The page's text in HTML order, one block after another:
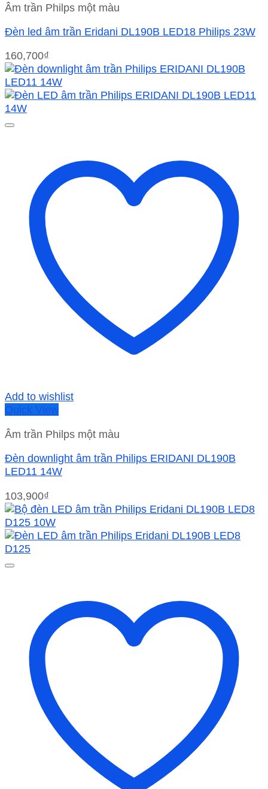
Âm trần Philps một màu
Đèn led âm trần Eridani DL190B LED18 Philips 23W
160,700₫
Add to wishlist
Quick View
Âm trần Philps một màu
Đèn downlight âm trần Philips ERIDANI DL190B
LED11 14W
103,900₫